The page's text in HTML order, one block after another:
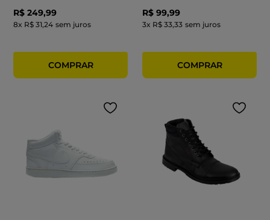
R$ 249,99
8x R$ 31,24 sem juros
R$ 99,99
3x R$ 33,33 sem juros